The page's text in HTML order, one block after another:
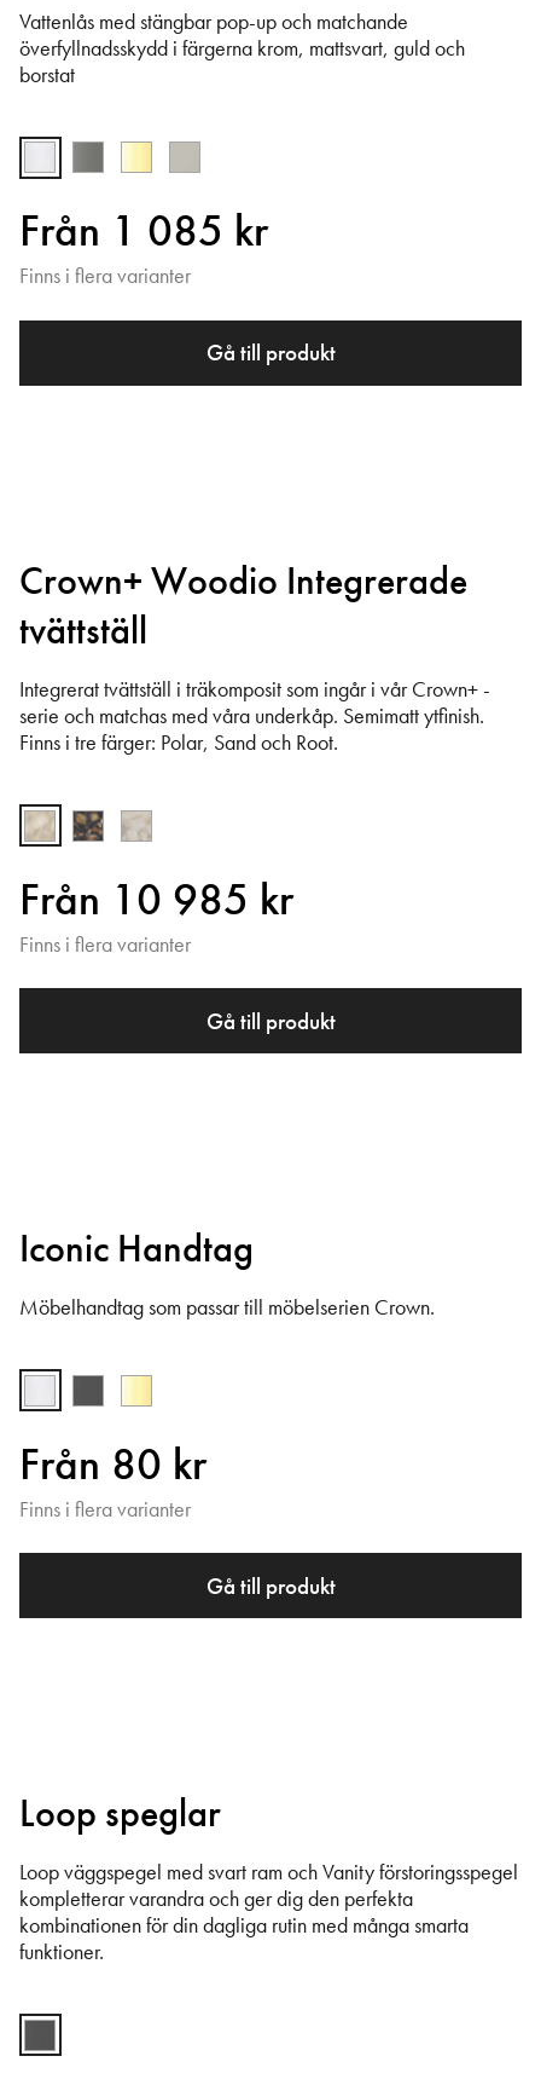
Vattenlås med stängbar pop-up och matchande
överfyllnadsskydd i färgerna krom, mattsvart, guld och
borstat
Från 1 085 kr
Finns i flera varianter
Gå till produkt
Crown+ Woodio Integrerade
tvättställ
Integrerat tvättställ i träkomposit som ingår i vår Crown+ -
serie och matchas med våra underkåp. Semimatt ytfinish.
Finns i tre färger: Polar, Sand och Root.
Från 10 985 kr
Finns i flera varianter
Gå till produkt
Iconic Handtag
Möbelhandtag som passar till möbelserien Crown.
Från 80 kr
Finns i flera varianter
Gå till produkt
Loop speglar
Loop väggspegel med svart ram och Vanity förstoringsspegel
kompletterar varandra och ger dig den perfekta
kombinationen för din dagliga rutin med många smarta
funktioner.